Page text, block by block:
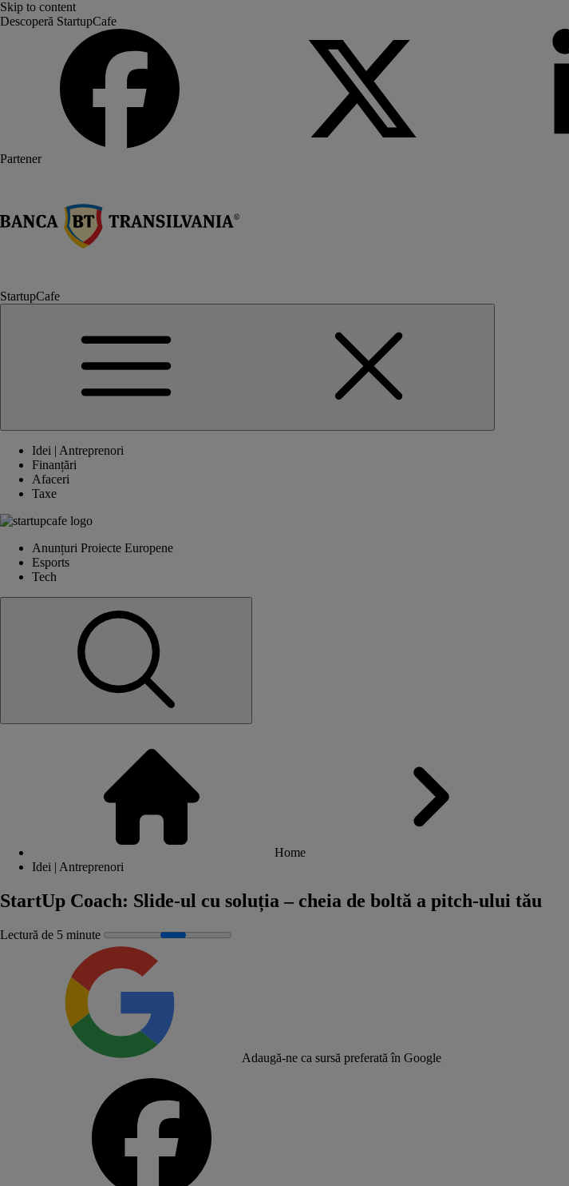
Skip to content
Descoperă StartupCafe
Partener
StartupCafe
Idei | Antreprenori
Finanțări
Afaceri
Taxe
Anunțuri Proiecte Europene
Esports
Tech
Home
Idei | Antreprenori
StartUp Coach: Slide-ul cu soluția – cheia de boltă a pitch-ului tău
Lectură de 5 minute
Adaugă-ne ca sursă preferată în Google